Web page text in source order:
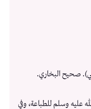
صحيح البخاري.
عليه وسلم للطباعة، وفي